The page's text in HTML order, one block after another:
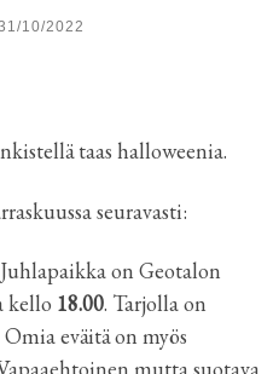
10/2022
taas halloweenia.
seuravasti:
Juhlapaikka on Geotalon
kello 18.00. Tarjolla on
eväitä on myös